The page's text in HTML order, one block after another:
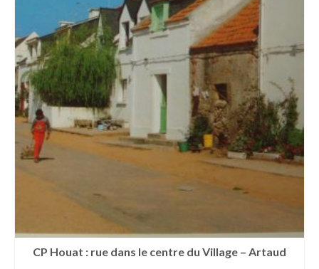
CP Houat : rue dans le centre du Village – Artaud